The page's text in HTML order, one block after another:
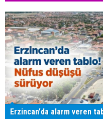
Erzincan'da alarm veren